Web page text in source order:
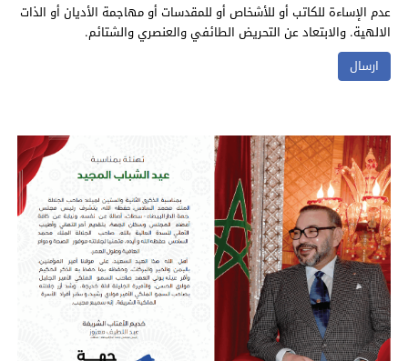
عدم الإساءة للكاتب أو للأشخاص أو للمقدسات أو مهاجمة الأديان أو الذات
الالهية. والابتعاد عن التحريض الطائفي والعنصري والشتائم.